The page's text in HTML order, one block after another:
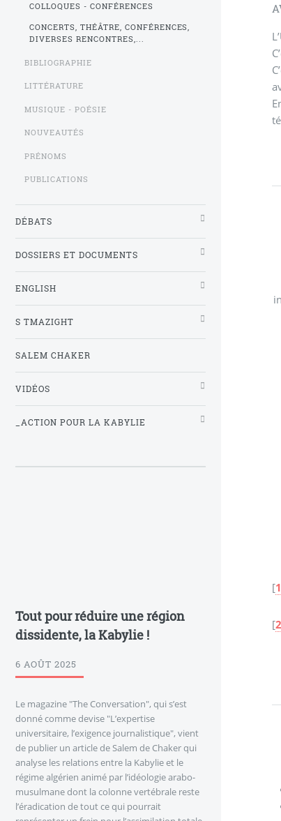
[
[
COLLOQUES - CONFÉRENCES
CONCERTS, THÉÂTRE, CONFÉRENCES,
DIVERSES RENCONTRES,...
BIBLIOGRAPHIE
LITTÉRATURE
MUSIQUE - POÉSIE
NOUVEAUTÉS
PRÉNOMS
PUBLICATIONS
DÉBATS
DOSSIERS ET DOCUMENTS
ENGLISH
S TMAZIGHT
SALEM CHAKER
VIDÉOS
_ACTION POUR LA KABYLIE
Tout pour réduire une région
dissidente, la Kabylie !
6 AOÛT 2025
Le magazine "The Conversation", qui s’est
donné comme devise "L’expertise
universitaire, l’exigence journalistique", vient
de publier un article de Salem de Chaker qui
analyse les relations entre la Kabylie et le
régime algérien animé par l’idéologie arabo-
musulmane dont la colonne vertébrale reste
l’éradication de tout ce qui pourrait